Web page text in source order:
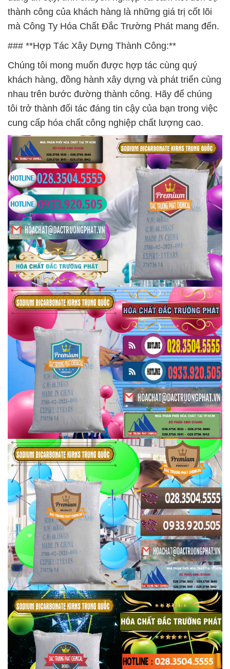
thành công của khách hàng là những giá trị cốt lõi
mà Công Ty Hóa Chất Đắc Trường Phát mang đến.
### **Hợp Tác Xây Dựng Thành Công:**
Chúng tôi mong muốn được hợp tác cùng quý
khách hàng, đồng hành xây dựng và phát triển cùng
nhau trên bước đường thành công. Hãy để chúng
tôi trở thành đối tác đáng tin cậy của bạn trong việc
cung cấp hóa chất công nghiệp chất lượng cao.